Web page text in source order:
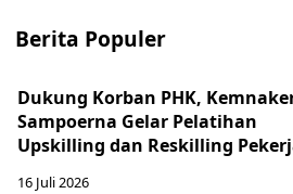
Berita Populer
Dukung Korban PHK,
Sampoerna Gelar Pelatihan
Upskilling dan Reskilling
16 Juli 2026